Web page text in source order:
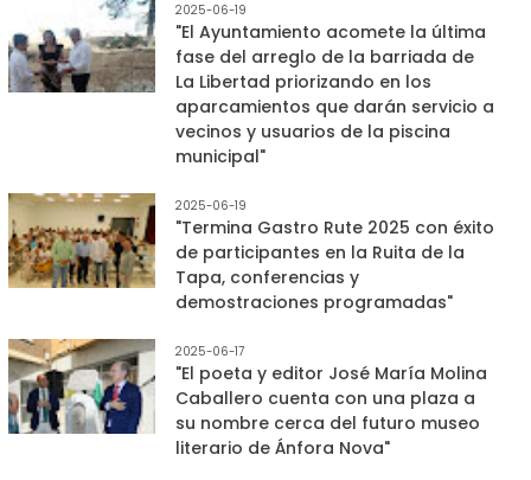
2025-06-19
"El Ayuntamiento acomete la última
fase del arreglo de la barriada de
La Libertad priorizando en los
aparcamientos que darán servicio a
vecinos y usuarios de la piscina
municipal"
2025-06-19
"Termina Gastro Rute 2025 con éxito
de participantes en la Ruita de la
Tapa, conferencias y
demostraciones programadas"
2025-06-17
"El poeta y editor José María Molina
Caballero cuenta con una plaza a
su nombre cerca del futuro museo
literario de Ánfora Nova"